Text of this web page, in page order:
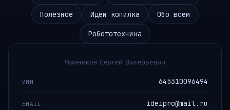
Полезное Идеи копилка Обо всем
Робототехника
Чаиников Сергей Валерьевич
ИНН 645310096494
EMAIL ideipro@mail.ru